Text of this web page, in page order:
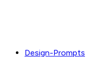
Design-Prompts